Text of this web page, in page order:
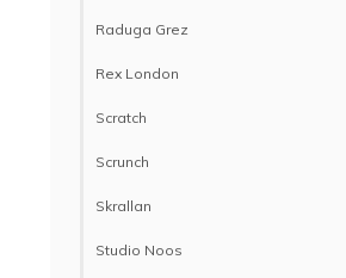
Raduga Grez
Rex London
Scratch
Scrunch
Skrallan
Studio Noos